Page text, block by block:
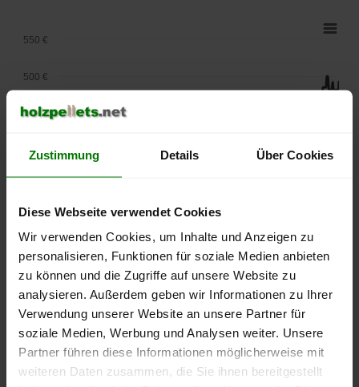
Zustimmung Details Über Cookies
Diese Webseite verwendet Cookies
Wir verwenden Cookies, um Inhalte und Anzeigen zu
personalisieren, Funktionen für soziale Medien anbieten
zu können und die Zugriffe auf unsere Website zu
analysieren. Außerdem geben wir Informationen zu Ihrer
Verwendung unserer Website an unsere Partner für
soziale Medien, Werbung und Analysen weiter. Unsere
Partner führen diese Informationen möglicherweise mit
weiteren Daten zusammen, die Sie ihnen bereitgestellt
lose Ware Sackware
September
Januar
Mai
250 €
400 €
450 €
500 €
550 €
Die aktuelle Preisentwicklung für Holzpellets in Deutschland
können Sie jederzeit auf unsererPelletspreise-Seite
nachvollziehen.